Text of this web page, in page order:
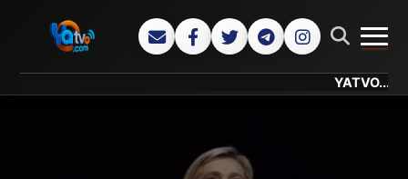
YATVO... Tu